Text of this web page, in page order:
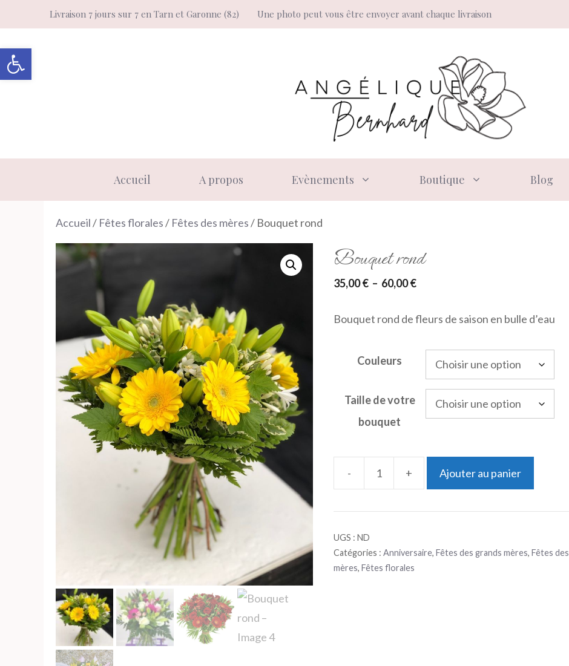
Ouvrir la barre d’outils
au
contenu
Livraison 7 jours sur 7 en Tarn et Garonne (82) Une photo peut vous être envoyer avant chaque livraison
Accueil A propos Evènements Boutique Blog
Accueil/ Fêtes florales/ Fêtes des mères/ Bouquet rond
Bouquet rond
35,00€ – 60,00€Plage
prix :
60,00 €
Bouquet rond de fleurs de saison en bulle d’eau
Couleurs
Taille de votre
bouquet
-
rond
+ Ajouter au panier
UGS : ND
Catégories : Anniversaire, Fêtes des grands mères, Fêtes des
mères, Fêtes florales